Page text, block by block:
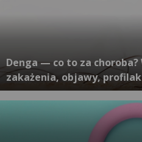
Denga — co to za
zakażenia, objawy,